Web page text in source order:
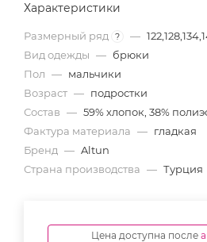
Характеристики
Размерный ряд ? —
Вид одежды — брюки
Пол — мальчики
Возраст — подростки
Состав — 59% хлопок, 38%
Фактура материала — гладкая
Бренд — Altun
Страна производства — Турция
Цена доступна после